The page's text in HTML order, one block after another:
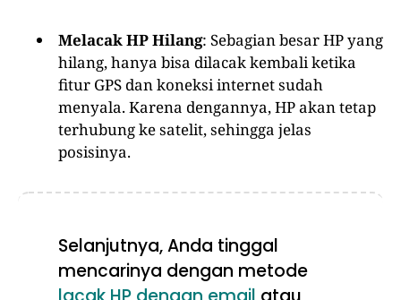
Melacak HP Hilang: Sebagian besar HP yang
hilang, hanya bisa dilacak kembali ketika
fitur GPS dan koneksi internet sudah
menyala. Karena dengannya, HP akan tetap
terhubung ke satelit, sehingga jelas
posisinya.
Selanjutnya, Anda tinggal
mencarinya dengan metode